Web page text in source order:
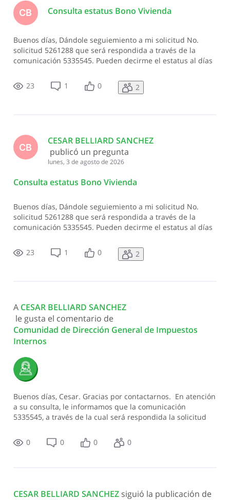
CB Consulta estatus Bono Vivienda
Buenos días, Dándole seguiemiento a mi solicitud No.
solicitud 5261288 que será respondida a través de la
comunicación 5335545. Pueden decirme el estatus al días
23
1 0 2
CB
CESAR BELLIARD SANCHEZ
publicó un pregunta
lunes, 3 de agosto de 2026
Consulta estatus Bono Vivienda
Buenos días, Dándole seguiemiento a mi solicitud No.
solicitud 5261288 que será respondida a través de la
comunicación 5335545. Pueden decirme el estatus al días
23
1 0 2
A CESAR BELLIARD SANCHEZ
le gusta el comentario de
Comunidad de Dirección General de Impuestos
Internos
Buenos días, Cesar. Gracias por contactarnos. En atención
a su consulta, le informamos que la comunicación
5335545, a través de la cual será respondida la solicitud
0
0 0 0
CESAR BELLIARD SANCHEZ siguió la publicación de